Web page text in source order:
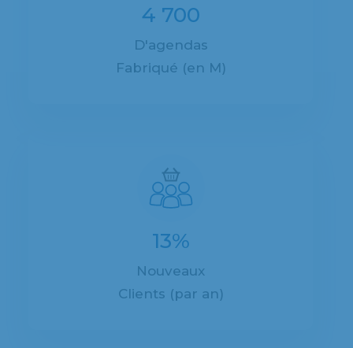
4 700
D'agendas
Fabriqué (en M)
13%
Nouveaux
Clients (par an)